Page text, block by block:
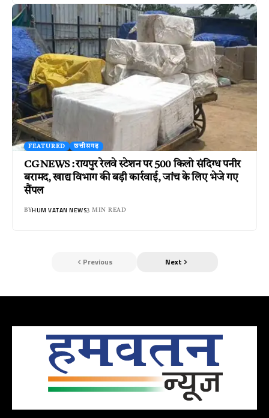
FEATURED छत्तीसगढ़
CG NEWS : रायपुर रेलवे स्टेशन पर 500 किलो संदिग्ध पनीर
बरामद, खाद्य विभाग की बड़ी कार्रवाई, जांच के लिए भेजे गए
सैंपल
BYHUM VATAN NEWS3 MIN READ
Previous Next